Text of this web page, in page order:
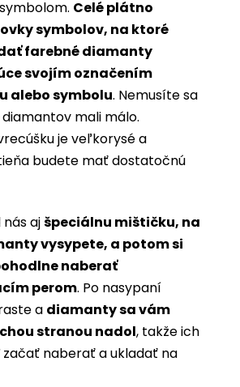
Celé plátno
symbolov, na ktoré
farebné diamanty
svojím označením
alebo symbolu. Nemusíte sa
mali málo.
je veľkorysé a
budete mať dostatočnú
ajšpeciálnu mištičku, na
vysypete, a potom si
naberať
perom. Po nasypaní
a diamanty sa vám
stranou nadol, takže ich
naberať a ukladať na